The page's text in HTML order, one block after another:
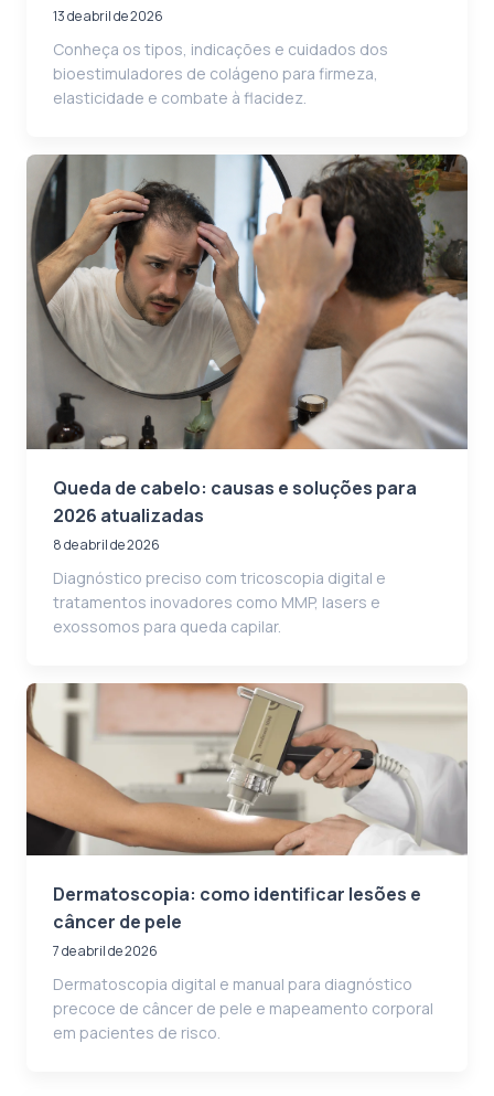
13 de abril de 2026
Conheça os tipos, indicações e cuidados dos
bioestimuladores de colágeno para firmeza,
elasticidade e combate à flacidez.
Queda de cabelo: causas e soluções para
2026 atualizadas
8 de abril de 2026
Diagnóstico preciso com tricoscopia digital e
tratamentos inovadores como MMP, lasers e
exossomos para queda capilar.
Dermatoscopia: como identificar lesões e
câncer de pele
7 de abril de 2026
Dermatoscopia digital e manual para diagnóstico
precoce de câncer de pele e mapeamento corporal
em pacientes de risco.